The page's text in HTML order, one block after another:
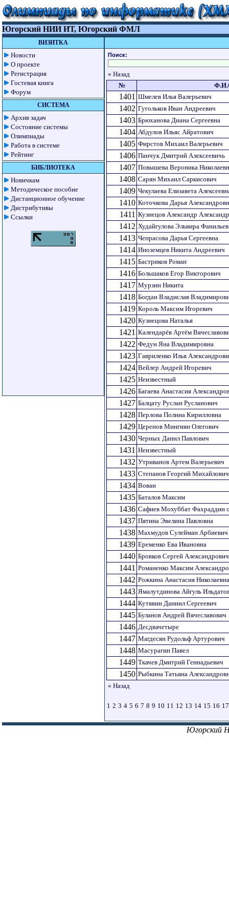
Югорский НИИ ИТ, Югорский ФМЛ
ВИЗИТКА
Новости
О проекте
Регистрация
Гостевая книга
Форум
СИСТЕМА
Архив задач
Состояние системы
Олимпиады
Работа в системе
Рейтинг
БИБЛИОТЕКА
Новичкам
Методическое пособие
Дистанционное обучение
Дистрибутивы
Ссылки
Поиск:
« Назад
№
1401 Шмелев Илья Валерьевич
1402 Гугольков Иван Андреевич
1403 Брюханова Диана Сергеевна
1404 Абдулов Ильяс Айратович
1405 Фирстов Михаил Валерьевич
1406 Панчук Дмитрий Алексеевичь
1407 Повышева Вероника
1408 Сарян Михаил Саркисович
1409 Чекулаева Елизавета
1410 Коточкова Дарья
1411 Кузнецов Александр
1412 Худайгулова Эльвира
1413 Чепрасова Дарья Сергеевна
1414 Иноземцев Никита Андреевич
1415 Бастриков Роман
1416 Большаков Егор Викторович
1417 Мурзин Никита
1418 Богдан Владислав
1419 Король Максим Игоревич
1420 Кузнецова Наталья
1421 Календарёв Артём
1422 Федун Яна Владимировна
1423 Гавриленко Илья
1424 Вейлер Андрей Игоревич
1425 Неизвестный
1426 Багаева Анастасия
1427 Балцату Руслан Русланович
1428 Перлова Полина Кирилловна
1429 Церенов Мингиян Олегович
1430 Черных Данил Павлович
1431 Неизвестный
1432 Утриванов Артем Валерьевич
1433 Степанов Георгий Михайлович
1434 Вован
1435 Баталов Максим
1436 Сафиев Мохуббат Фахраддин
1437 Пятина Эвелина Павловна
1438 Махмудов Сулейман Арбиевич
1439 Еременко Ева Ивановна
1440 Бровков Сергей Александрович
1441 Романенко Максим
1442 Рожкина Анастасия Николаевна
1443 Ямалутдинова Айгуль
1444 Кутявин Даниил Сергеевич
1445 Буланов Андрей Вячеславович
1446 Десдвачетыре
1447 Магдесян Рудольф Артурович
1448 Масурагин Павел
1449 Ткачев Дмитрий Геннадьевич
1450 Рыбкина Татьяна
« Назад
1 2 3 4 5 6 7 8 9 10 11 12 13 14 15 16 17
Югорский